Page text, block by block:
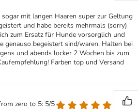
mit langen Haaren super zur Geltung
und habe bereits mehrmals (sorry)
zum Ersatz für Hunde vorsorglich und
genauso begeistert sind/waren. Halten bei
und abends locker 2 Wochen bis zum
Farben top und Versand
zero to 5: 5/5